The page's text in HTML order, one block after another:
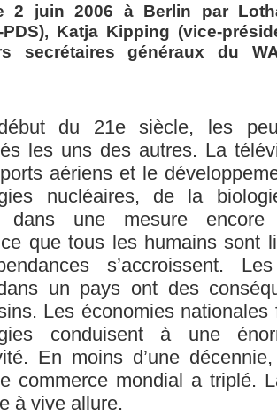
2 juin 2006 à Berlin par
PDS), Katja Kipping (vice-
secrétaires généraux du
du 21e siècle, les
les uns des autres. La
aériens et le
nucléaires, de la
dans une mesure encore
que tous les humains sont
s’accroissent.
un pays ont des
Les économies
conduisent à une
En moins d’une
commerce mondial a triplé.
à vive allure.